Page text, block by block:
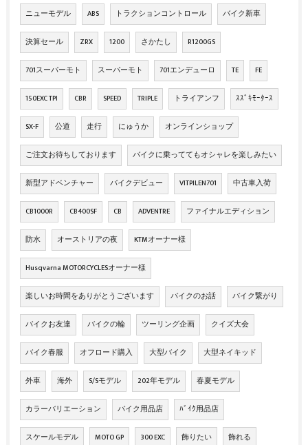
ニューモデル ABS トラクションコントロール バイク新車
決算セール ZRX 1200 さかたし R1200GS
701スーパーモト スーパーモト 701エンデューロ TE FE
150EXC TPI CBR SPEED TRIPLE トライアンフ ｽｽﾞｷﾓｰﾀｰｽ
SX-F 公道 走行 にゅうか オンラインショップ
ご注文お待ちしております バイクに乗っててもオシャレを楽しみたい
新型アドベンチャー バイクデビュー VITPILEN701 中古車入荷
CB1000R CB400SF CB ADVENTRE ファイナルエディション
防水 オーストリアの夜 KTMオーナー様
Husqvarna MOTORCYCLESオーナー様
楽しいお時間をありがとうございます バイクのお話 バイク繋がり
バイクお友達 バイクの輪 ツーリング企画 クイズ大会
バイク春服 オフロード購入 大型バイク 大型ネイキッド
外車 海外 S/Sモデル 202年モデル 春夏モデル
カラーバリエーション バイク用品店 ﾊﾞｲｸ用品店
スケールモデル MOTO GP 300 EXC 飾りたい 飾れる